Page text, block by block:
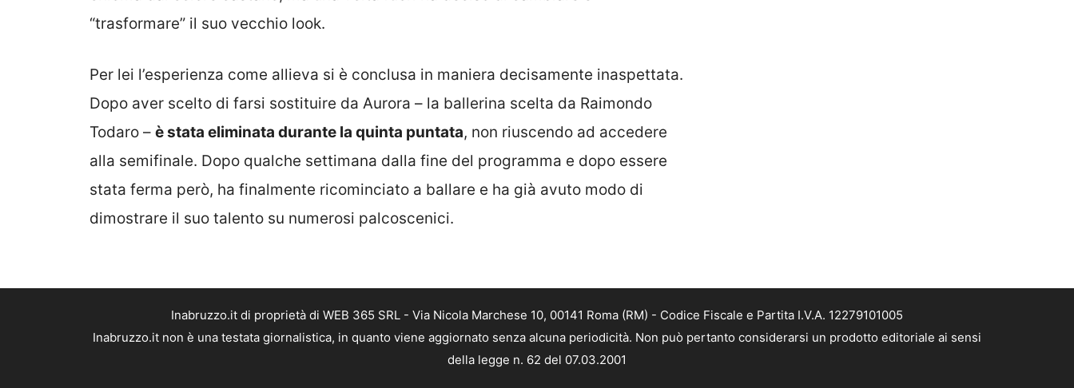
“trasformare” il suo vecchio look.
Per lei l’esperienza come allieva si è conclusa in maniera decisamente inaspettata.
Dopo aver scelto di farsi sostituire da Aurora – la ballerina scelta da Raimondo
Todaro – è stata eliminata durante la quinta puntata, non riuscendo ad accedere
alla semifinale. Dopo qualche settimana dalla fine del programma e dopo essere
stata ferma però, ha finalmente ricominciato a ballare e ha già avuto modo di
dimostrare il suo talento su numerosi palcoscenici.
Inabruzzo.it di proprietà di WEB 365 SRL - Via Nicola Marchese 10, 00141 Roma (RM) - Codice Fiscale e Partita I.V.A. 12279101005
Inabruzzo.it non è una testata giornalistica, in quanto viene aggiornato senza alcuna periodicità. Non può pertanto considerarsi un prodotto editoriale ai sensi
della legge n. 62 del 07.03.2001